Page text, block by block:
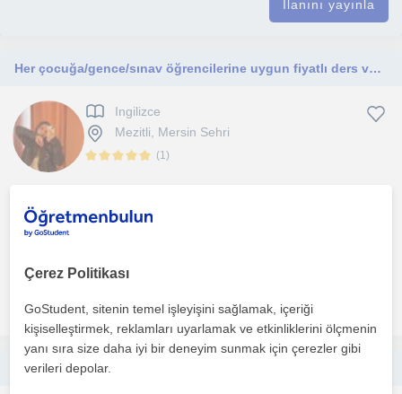
İlanını yayınla
Her çocuğa/gence/sınav öğrencilerine uygun fiyatlı ders verilir
Ingilizce
Mezitli, Mersin Sehri
(1)
atlamam.Detaylı bir şekilde anlatırım ve çeşitli yöntemle...
daha fazlasını gör Ücretsiz iletişime geç
Uygun fiyatlı İngilizce online özel ders veriyorum
Çerez Politikası
GoStudent, sitenin temel işleyişini sağlamak, içeriği
kişiselleştirmek, reklamları uyarlamak ve etkinliklerini ölçmenin
yanı sıra size daha iyi bir deneyim sunmak için çerezler gibi
verileri depolar.